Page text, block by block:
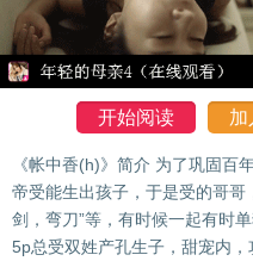
开始阅读 加
《帐中香(h)》简介 为了巩固百
帝受能生出孩子，于是受的哥哥
剑，弯刀”等，有时候一起有时
5p总受双姓产孔生子，甜宠内，